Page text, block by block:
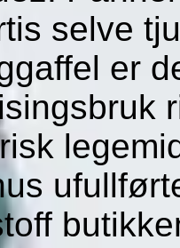
selve
er